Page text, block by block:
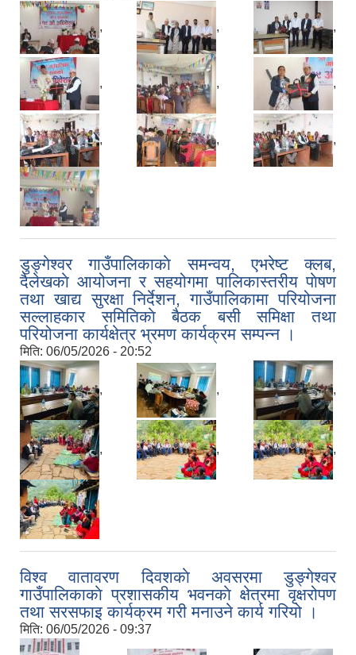
, , ,
, , ,
, , ,
डुङ्गेश्वर गाउँपालिकाकाे समन्वय, एभरेष्ट क्लब,
दैलेखकाे आयोजना र सहयोगमा पालिकास्तरीय पाेषण
तथा खाद्य सुरक्षा निर्देशन, गाउँपालिकामा परियोजना
सल्लाहकार समितिकाे बैठक बसी समिक्षा तथा
परियोजना कार्यक्षेत्र भ्रमण कार्यक्रम सम्पन्न ।
मिति: 06/05/2026 - 20:52
, , ,
, , ,
विश्व वातावरण दिवशकाे अवसरमा डुङ्गेश्वर
गाउँपालिकाकाे प्रशासकीय भवनकाे क्षेत्रमा वृक्षरोपण
तथा सरसफाइ कार्यक्रम गरी मनाउने कार्य गरियो ।
मिति: 06/05/2026 - 09:37